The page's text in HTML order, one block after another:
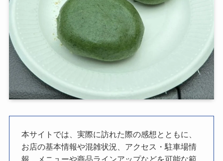
本サイトでは、実際に訪れた際の感想とともに、
お店の基本情報や混雑状況、アクセス・駐車場情
報、メニューや商品ラインアップなどを可能な範